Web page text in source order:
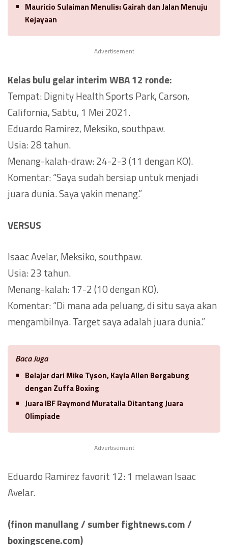
Mauricio Sulaiman Menulis: Gairah dan Jalan Menuju
Kejayaan
Advertisement
Kelas bulu gelar interim WBA 12 ronde:
Tempat: Dignity Health Sports Park, Carson,
California, Sabtu, 1 Mei 2021.
Eduardo Ramirez, Meksiko, southpaw.
Usia: 28 tahun.
Menang-kalah-draw: 24-2-3 (11 dengan KO).
Komentar: “Saya sudah bersiap untuk menjadi
juara dunia. Saya yakin menang.”
VERSUS
Isaac Avelar, Meksiko, southpaw.
Usia: 23 tahun.
Menang-kalah: 17-2 (10 dengan KO).
Komentar: “Di mana ada peluang, di situ saya akan
mengambilnya. Target saya adalah juara dunia.”
Baca Juga
Belajar dari Mike Tyson, Kayla Allen Bergabung
dengan Zuffa Boxing
Juara IBF Raymond Muratalla Ditantang Juara
Olimpiade
Advertisement
Eduardo Ramirez favorit 12: 1 melawan Isaac
Avelar.
(finon manullang / sumber fightnews.com /
boxingscene.com)